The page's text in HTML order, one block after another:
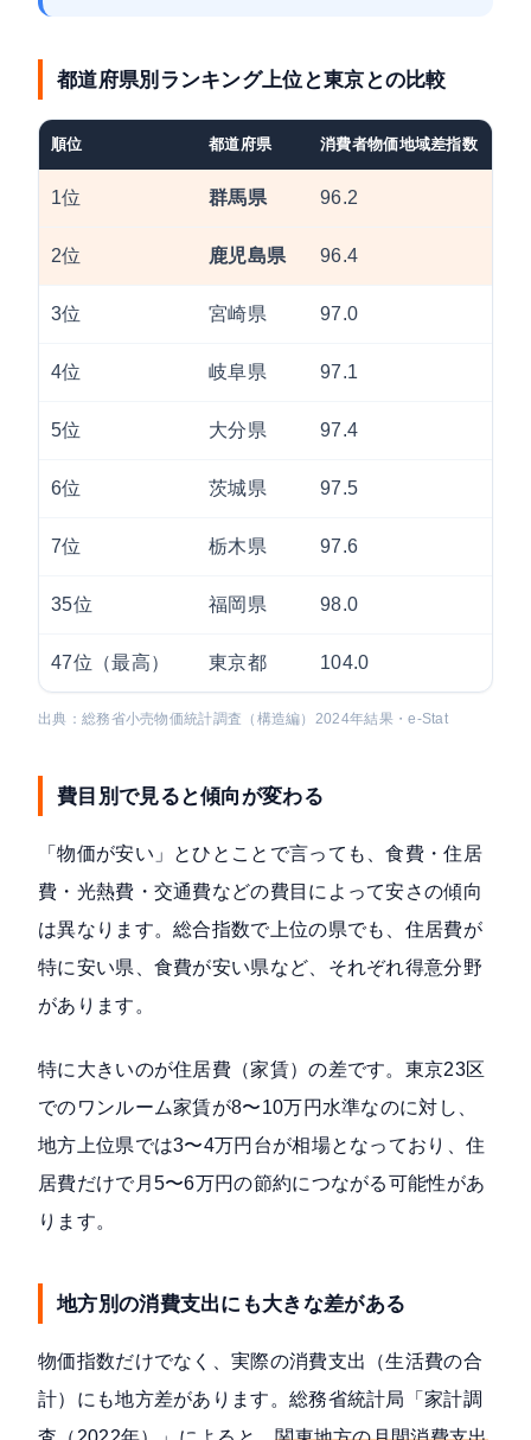
都道府県別ランキング上位と東京との比較
順位 都道府県 消費者物価地域差指数
1位 群馬県 96.2
2位 鹿児島県 96.4
3位 宮崎県 97.0
4位 岐阜県 97.1
5位 大分県 97.4
6位 茨城県 97.5
7位 栃木県 97.6
35位 福岡県 98.0
47位（最高） 東京都 104.0
出典：総務省小売物価統計調査（構造編）2024年結果・e-Stat
費目別で見ると傾向が変わる
「物価が安い」とひとことで言っても、食費・住居
費・光熱費・交通費などの費目によって安さの傾向
は異なります。総合指数で上位の県でも、住居費が
特に安い県、食費が安い県など、それぞれ得意分野
があります。
特に大きいのが住居費（家賃）の差です。東京23区
でのワンルーム家賃が8〜10万円水準なのに対し、
地方上位県では3〜4万円台が相場となっており、住
居費だけで月5〜6万円の節約につながる可能性があ
ります。
地方別の消費支出にも大きな差がある
物価指数だけでなく、実際の消費支出（生活費の合
計）にも地方差があります。総務省統計局「家計調